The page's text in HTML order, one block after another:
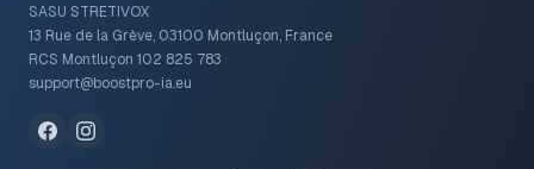
SASU STRETIVOX
13 Rue de la Grève, 03100 Montluçon, France
RCS Montluçon 102 825 783
support@boostpro-ia.eu